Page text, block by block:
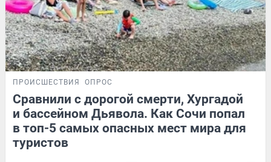
ПРОИСШЕСТВИЯ ОПРОС
Сравнили с дорогой смерти, Хургадой
и бассейном Дьявола. Как Сочи попал
в топ-5 самых опасных мест мира для
туристов